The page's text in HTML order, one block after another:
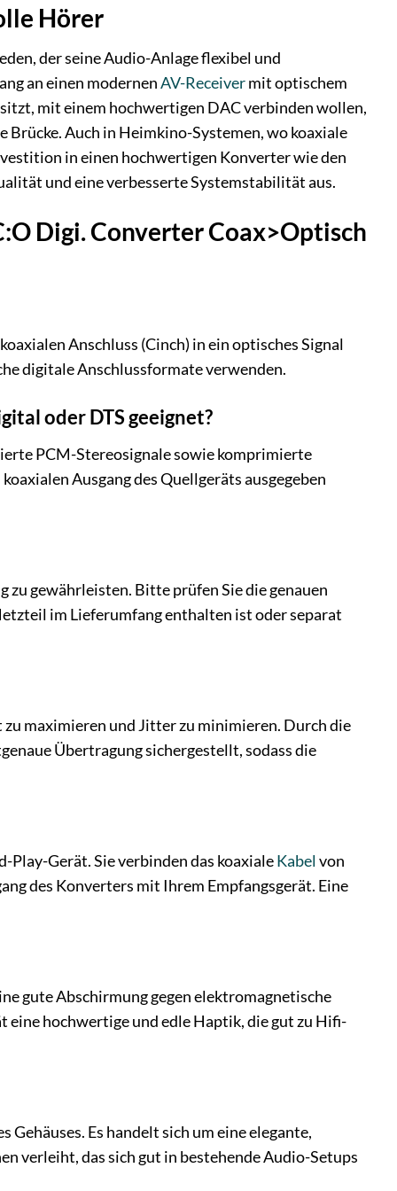
Hörer
der seine Audio-Anlage flexibel und
an einen modernenAV-Receivermit optischem
mit einem hochwertigen DAC verbinden wollen,
Auch in Heimkino-Systemen, wo koaxiale
in einen hochwertigen Konverter wie den
und eine verbesserte Systemstabilität aus.
Digi. Converter Coax>Optisch
Anschluss (Cinch) in ein optisches Signal
digitale Anschlussformate verwenden.
oder DTS geeignet?
PCM-Stereosignale sowie komprimierte
Ausgang des Quellgeräts ausgegeben
zu gewährleisten. Bitte prüfen Sie die genauen
im Lieferumfang enthalten ist oder separat
maximieren und Jitter zu minimieren. Durch die
Übertragung sichergestellt, sodass die
Play-Gerät. Sie verbinden das koaxialeKabelvon
des Konverters mit Ihrem Empfangsgerät. Eine
gute Abschirmung gegen elektromagnetische
hochwertige und edle Haptik, die gut zu Hifi-
Es handelt sich um eine elegante,
verleiht, das sich gut in bestehende Audio-Setups